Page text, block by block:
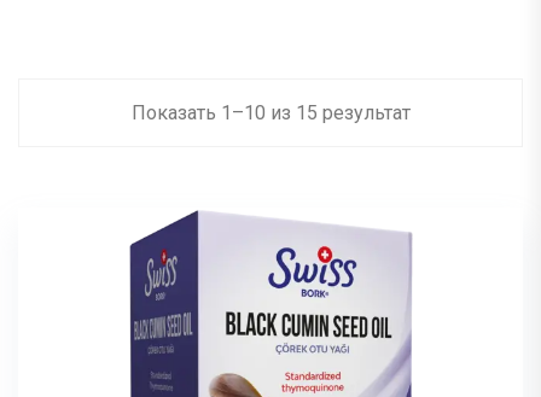
Показать 1 –10 из 15 результат